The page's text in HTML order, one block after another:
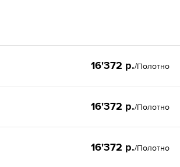
16'372 р./Полотно
16'372 р./Полотно
16'372 р./Полотно